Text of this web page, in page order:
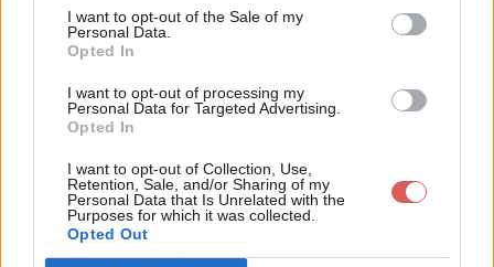
I want to opt-out of the Sale of my
Personal Data.
Opted In
I want to opt-out of processing my
Personal Data for Targeted Advertising.
Opted In
I want to opt-out of Collection, Use,
Retention, Sale, and/or Sharing of my
Personal Data that Is Unrelated with the
Purposes for which it was collected.
Opted Out
Télécharger ASV1.pdf